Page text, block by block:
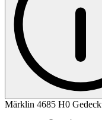
Märklin 4685 H0